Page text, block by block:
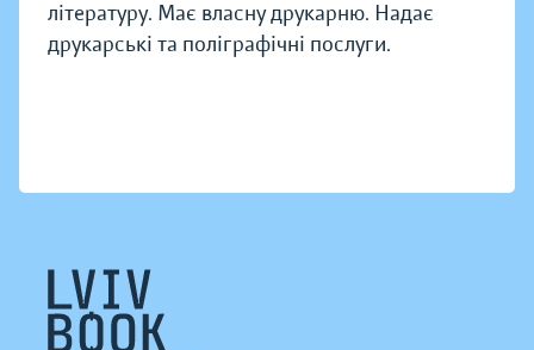
літературу. Має власну друкарню. Надає
друкарські та поліграфічні послуги.